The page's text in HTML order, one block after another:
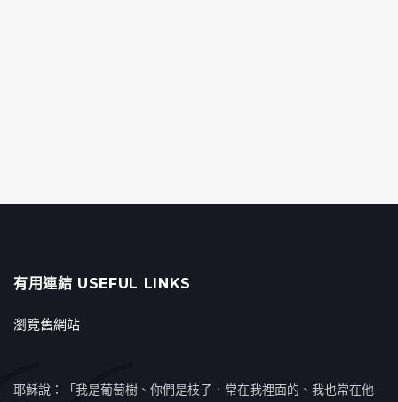
有用連結 USEFUL LINKS
瀏覽舊網站
耶穌說：「我是葡萄樹、你們是枝子．常在我裡面的、我也常在他